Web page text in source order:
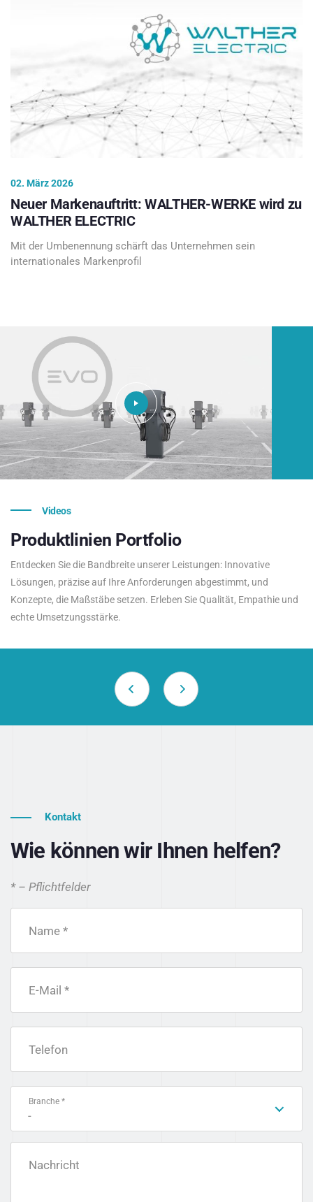
02. März 2026
Neuer Markenauftritt: WALTHER-WERKE wird zu
WALTHER ELECTRIC
Mit der Umbenennung schärft das Unternehmen sein
internationales Markenprofil
Videos
Produktlinien Portfolio
Entdecken Sie die Bandbreite unserer Leistungen: Innovative
Lösungen, präzise auf Ihre Anforderungen abgestimmt, und
Konzepte, die Maßstäbe setzen. Erleben Sie Qualität, Empathie und
echte Umsetzungsstärke.
Kontakt
Wie können wir Ihnen helfen?
* – Pflichtfelder
Name *
E-Mail *
Telefon
Branche *
-
Nachricht